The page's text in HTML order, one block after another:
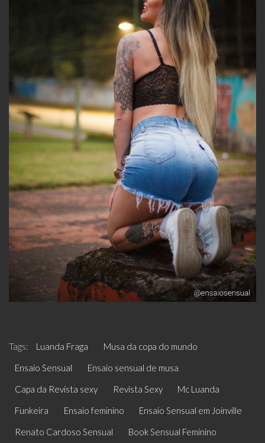
Tags: Luanda Fraga
Musa da copa do mundo
Ensaio Sensual
Ensaio sensual de musa
Capa da Revista sexy
Revista Sexy
Mc Luanda
Funkeira
Ensaio feminino
Ensaio Sensual em Joinville
Renato Cardoso Sensual
Book Sensual Feminino